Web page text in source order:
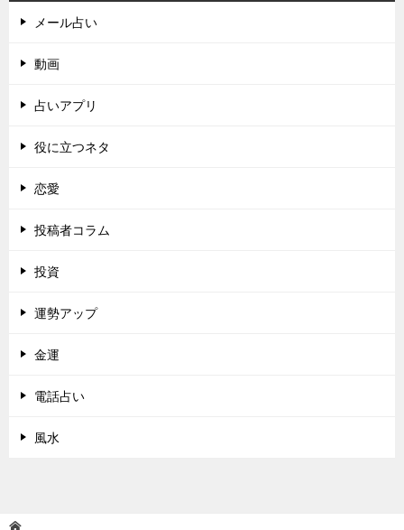
メール占い
動画
占いアプリ
役に立つネタ
恋愛
投稿者コラム
投資
運勢アップ
金運
電話占い
風水